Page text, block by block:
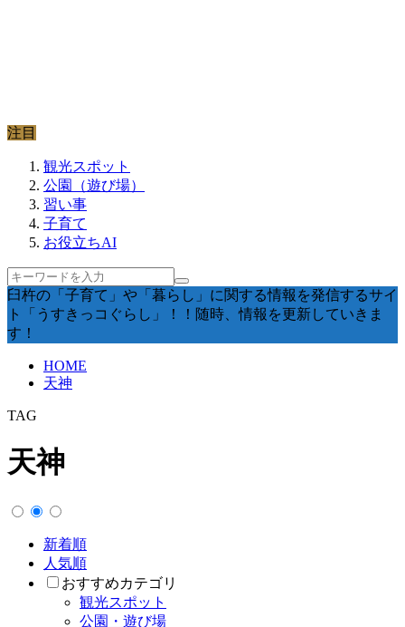
注目
観光スポット
公園（遊び場）
習い事
子育て
お役立ちAI
臼杵の「子育て」や「暮らし」に関する情報を発信するサイ
ト「うすきっコぐらし」！！随時、情報を更新していきま
す！
HOME
天神
TAG
天神
新着順
人気順
おすすめカテゴリ
観光スポット
公園・遊び場